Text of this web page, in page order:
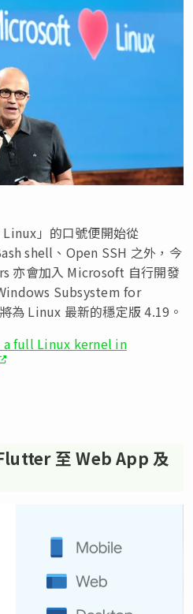
」的口號便開始從
shell、Open SSH 之外，今
亦會加入 Microsoft 自行開發
Subsystem for
為 Linux 最新的穩定版 4.19。
full Linux kernel in
至 Web App 及